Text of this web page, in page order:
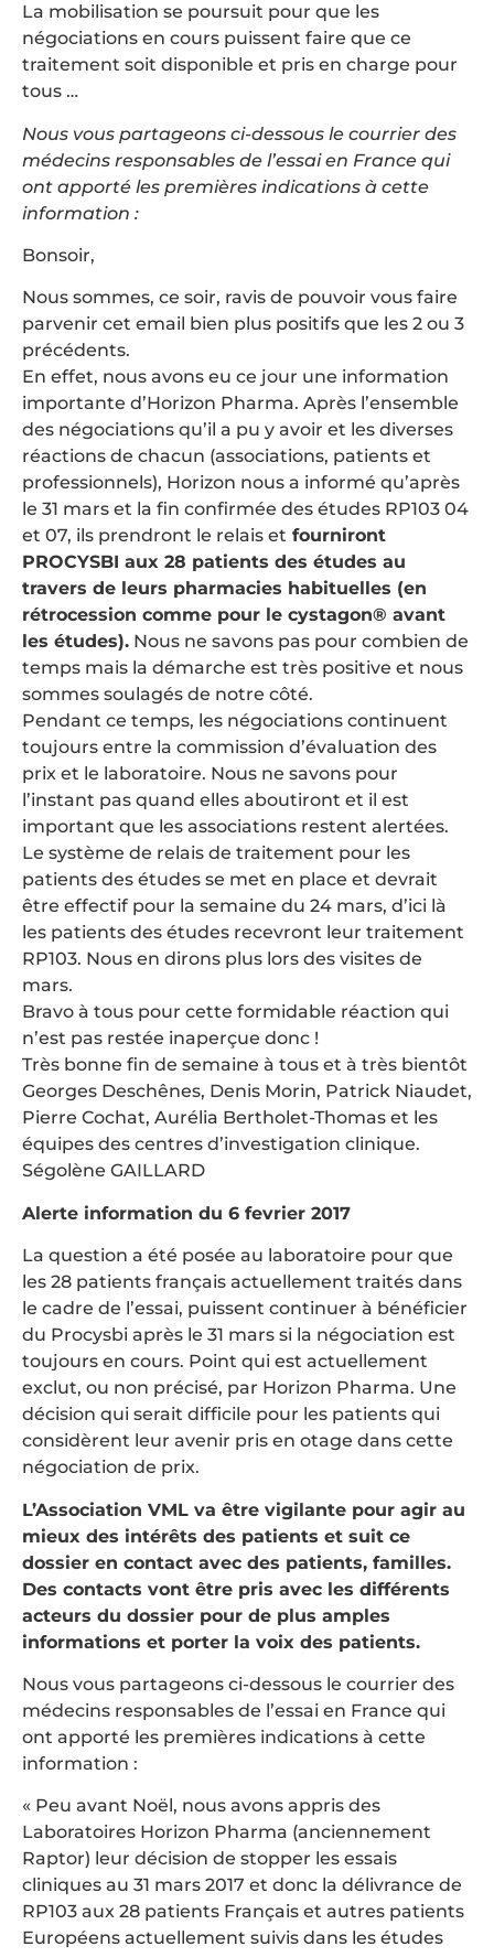
La mobilisation se poursuit pour que les
négociations en cours puissent faire que ce
traitement soit disponible et pris en charge pour
tous …
Nous vous partageons ci-dessous le courrier des
médecins responsables de l’essai en France qui
ont apporté les premières indications à cette
information :
Bonsoir,
Nous sommes, ce soir, ravis de pouvoir vous faire
parvenir cet email bien plus positifs que les 2 ou 3
précédents.
En effet, nous avons eu ce jour une information
importante d’Horizon Pharma. Après l’ensemble
des négociations qu’il a pu y avoir et les diverses
réactions de chacun (associations, patients et
professionnels), Horizon nous a informé qu’après
le 31 mars et la fin confirmée des études RP103 04
et 07, ils prendront le relais et fourniront
PROCYSBI aux 28 patients des études au
travers de leurs pharmacies habituelles (en
rétrocession comme pour le cystagon® avant
les études). Nous ne savons pas pour combien de
temps mais la démarche est très positive et nous
sommes soulagés de notre côté.
Pendant ce temps, les négociations continuent
toujours entre la commission d’évaluation des
prix et le laboratoire. Nous ne savons pour
l’instant pas quand elles aboutiront et il est
important que les associations restent alertées.
Le système de relais de traitement pour les
patients des études se met en place et devrait
être effectif pour la semaine du 24 mars, d’ici là
les patients des études recevront leur traitement
RP103. Nous en dirons plus lors des visites de
mars.
Bravo à tous pour cette formidable réaction qui
n’est pas restée inaperçue donc !
Très bonne fin de semaine à tous et à très bientôt
Georges Deschênes, Denis Morin, Patrick Niaudet,
Pierre Cochat, Aurélia Bertholet-Thomas et les
équipes des centres d’investigation clinique.
Ségolène GAILLARD
Alerte information du 6 fevrier 2017
La question a été posée au laboratoire pour que
les 28 patients français actuellement traités dans
le cadre de l’essai, puissent continuer à bénéficier
du Procysbi après le 31 mars si la négociation est
toujours en cours. Point qui est actuellement
exclut, ou non précisé, par Horizon Pharma. Une
décision qui serait difficile pour les patients qui
considèrent leur avenir pris en otage dans cette
négociation de prix.
L’Association VML va être vigilante pour agir au
mieux des intérêts des patients et suit ce
dossier en contact avec des patients, familles.
Des contacts vont être pris avec les différents
acteurs du dossier pour de plus amples
informations et porter la voix des patients.
Nous vous partageons ci-dessous le courrier des
médecins responsables de l’essai en France qui
ont apporté les premières indications à cette
information :
« Peu avant Noël, nous avons appris des
Laboratoires Horizon Pharma (anciennement
Raptor) leur décision de stopper les essais
cliniques au 31 mars 2017 et donc la délivrance de
RP103 aux 28 patients Français et autres patients
Européens actuellement suivis dans les études